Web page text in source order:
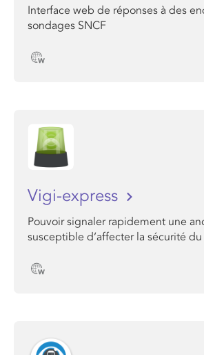
Interface web de réponses à des
sondages SNCF
Vigi-express
Pouvoir signaler rapidement une
susceptible d’affecter la sécurité du